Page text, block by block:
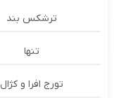
ترشكس بند
تنها
تورج افرا و کژال